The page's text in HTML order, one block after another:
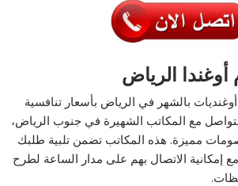
الرياض
بالشهر في الرياض بأسعار تنافسية
مع المكاتب الشهيرة في جنوب الرياض،
مميزة. هذه المكاتب تضمن تلبية طلبك
إمكانية الاتصال بهم على مدار الساعة لطرح